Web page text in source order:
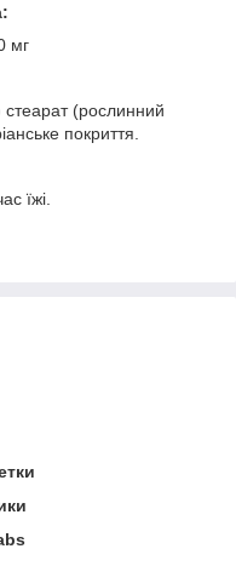
мг
стеарат (рослинний
покриття.
їжі.